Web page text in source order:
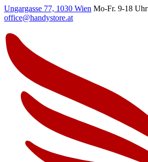
Ungargasse 77, 1030 Wien Mo-Fr. 9-18 Uhr
office@handystore.at